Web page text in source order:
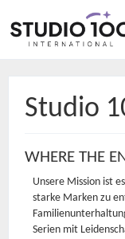
Studio
WHERE THE
Unsere Mission ist
starke Marken zu
Serien mit